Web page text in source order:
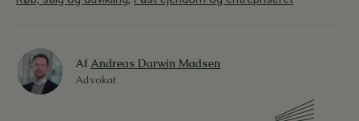
AfAndreas Darwin Madsen
Advokat